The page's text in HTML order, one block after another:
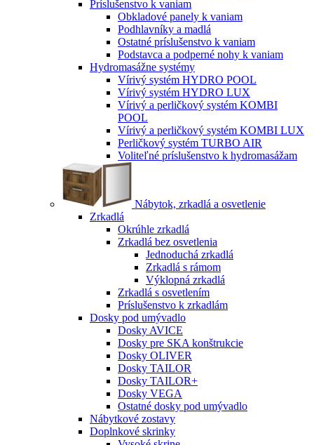
Príslušenstvo k vaniam
Obkladové panely k vaniam
Podhlavníky a madlá
Ostatné príslušenstvo k vaniam
Podstavca a podperné nohy k vaniam
Hydromasážne systémy
Vírivý systém HYDRO POOL
Vírivý systém HYDRO LUX
Vírivý a perličkový systém KOMBI
POOL
Vírivý a perličkový systém KOMBI LUX
Perličkový systém TURBO AIR
Voliteľné príslušenstvo k hydromasážam
Nábytok, zrkadlá a osvetlenie
Zrkadlá
Okrúhle zrkadlá
Zrkadlá bez osvetlenia
Jednoduchá zrkadlá
Zrkadlá s rámom
Výklopná zrkadlá
Zrkadlá s osvetlením
Príslušenstvo k zrkadlám
Dosky pod umývadlo
Dosky AVICE
Dosky pre SKA konštrukcie
Dosky OLIVER
Dosky TAILOR
Dosky TAILOR+
Dosky VEGA
Ostatné dosky pod umývadlo
Nábytkové zostavy
Doplnkové skrinky